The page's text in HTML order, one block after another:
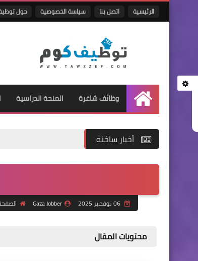
الرئيسية اتصل بنا سياسة الخصوصية حول
الرئيسية
وظائف شاغرة المنحة الدراسية
أخبار ساخنة
Gaza Jobber
محتويات المقال